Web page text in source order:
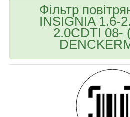
Фільтр
INSIGNIA 1.6-
2.0CDTI 08-